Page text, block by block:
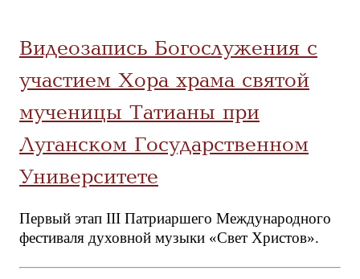
Видеозапись Богослужения с
участием Хора храма святой
мученицы Татианы при
Луганском Государственном
Университете
Первый этап III Патриаршего Международного
фестиваля духовной музыки «Свет Христов».